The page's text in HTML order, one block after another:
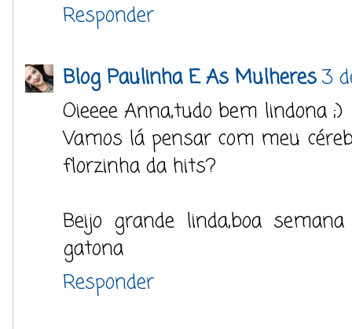
Responder
Blog Paulinha E As Mulheres3
Oieeee Anna,tudo bem lindona ;)
Vamos lá pensar com meu
florzinha da hits?
Beijo grande linda,boa
gatona
Responder